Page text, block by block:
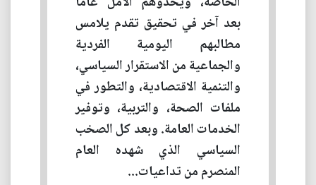
بعد آخر في تحقيق تقدم يلامس
مطالبهم اليومية الفردية
والجماعية من الاستقرار السياسي،
والتنمية الاقتصادية، والتطور في
ملفات الصحة، والتربية، وتوفير
الخدمات العامة. وبعد كل الصخب
السياسي الذي شهده العام
المنصرم من تداعيات...